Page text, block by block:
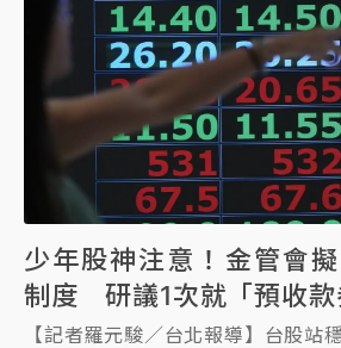
少年股神注意！金管會
制度 研議1次就「預收款
【記者羅元駿／台北報導】台股站